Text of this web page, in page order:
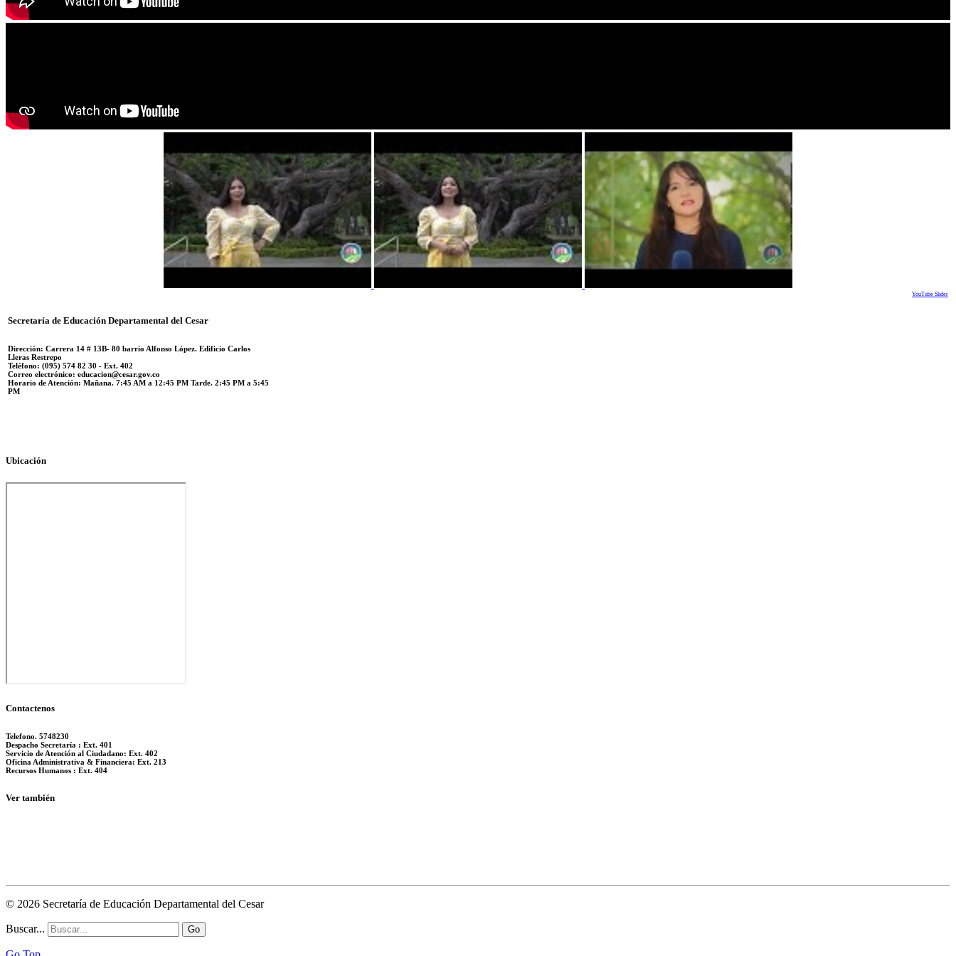
YouTube Slider
Secretaría de Educación Departamental del Cesar
Dirección: Carrera 14 # 13B- 80 barrio Alfonso López. Edificio Carlos
Lleras Restrepo
Teléfono: (095) 574 82 30 - Ext. 402
Correo electrónico: educacion@cesar.gov.co
Horario de Atención: Mañana. 7:45 AM a 12:45 PM Tarde. 2:45 PM a 5:45
PM
Ubicación
Contactenos
Telefono. 5748230
Despacho Secretaría : Ext. 401
Servicio de Atención al Ciudadano: Ext. 402
Oficina Administrativa & Financiera: Ext. 213
Recursos Humanos : Ext. 404
Ver también
© 2026 Secretaría de Educación Departamental del Cesar
Buscar... Go